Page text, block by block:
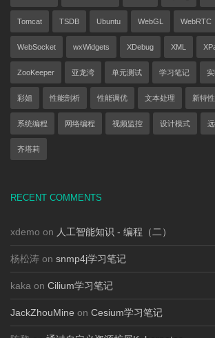
Tomcat TSDB Ubuntu WebGL WebRTC
WebSocket wxWidgets XDebug XML
ZooKeeper 亚龙湾 单元测试 学习笔记
彩姐 性能剖析 性能调优 文本处理 新特性
系统编程 网络编程 视频监控 设计模式
齐塔莉
RECENT COMMENTS
xdemo on 人工智能知识 - 编程（二）
杨松涛 on snmp4j学习笔记
kaka on Cilium学习笔记
JackZhouMine on Cesium学习笔记